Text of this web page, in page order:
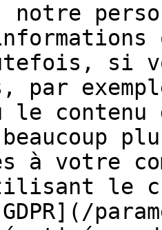
notre
si
par
contenu
à votre
le